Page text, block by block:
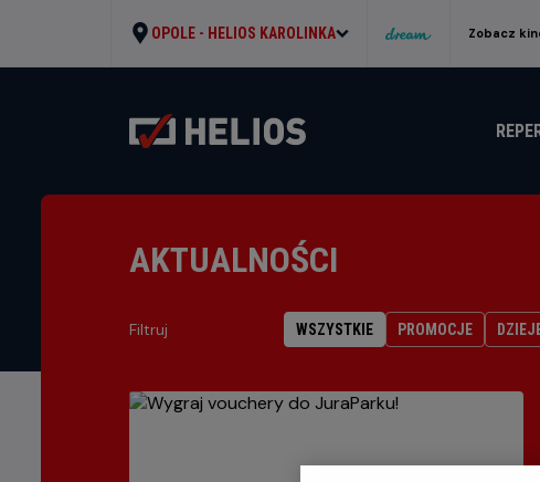
OPOLE - HELIOS KAROLINKA Zobacz
AKTUALNOŚCI
Filtruj WSZYSTKIE PROMOCJE